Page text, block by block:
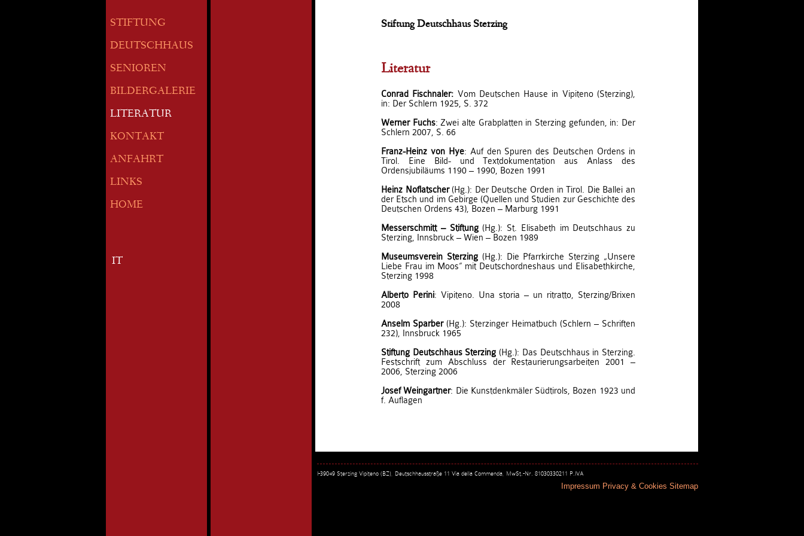
STIFTUNG
DEUTSCHHAUS
SENIOREN
BILDERGALERIE
LITERATUR
KONTAKT
ANFAHRT
LINKS
HOME
IT
Stiftung Deutschhaus Sterzing
Literatur
Conrad Fischnaler: Vom Deutschen Hause in Vipiteno (Sterzing),
in: Der Schlern 1925, S. 372
Werner Fuchs: Zwei alte Grabplatten in Sterzing gefunden, in: Der
Schlern 2007, S. 66
Franz-Heinz von Hye: Auf den Spuren des Deutschen Ordens in
Tirol. Eine Bild- und Textdokumentation aus Anlass des
Ordensjubiläums 1190 – 1990, Bozen 1991
Heinz Noflatscher(Hg.): Der Deutsche Orden in Tirol. Die Ballei an
der Etsch und im Gebirge (Quellen und Studien zur Geschichte des
Deutschen Ordens 43), Bozen – Marburg 1991
Messerschmitt – Stiftung(Hg.): St. Elisabeth im Deutschhaus zu
Sterzing, Innsbruck – Wien – Bozen 1989
Museumsverein Sterzing(Hg.): Die Pfarrkirche Sterzing „Unsere
Liebe Frau im Moos“ mit Deutschordneshaus und Elisabethkirche,
Sterzing 1998
Alberto Perini: Vipiteno. Una storia – un ritratto, Sterzing/Brixen
2008
Anselm Sparber(Hg.): Sterzinger Heimatbuch (Schlern – Schriften
232), Innsbruck 1965
Stiftung Deutschhaus Sterzing (Hg.): Das Deutschhaus in Sterzing.
Festschrift zum Abschluss der Restaurierungsarbeiten 2001 –
2006, Sterzing 2006
Josef Weingartner: Die Kunstdenkmäler Südtirols, Bozen 1923 und
f. Auflagen
I-39049 Sterzing Vipiteno (BZ), Deutschhausstraße 11 Via della Commenda, MwSt.-Nr. 81030330211 P.IVA
Impressum Privacy & Cookies Sitemap